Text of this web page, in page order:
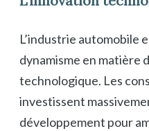
L’industrie automobile
dynamisme en matière
technologique. Les
investissent
développement pour